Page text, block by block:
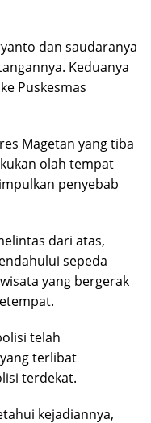
dan saudaranya
Keduanya
Puskesmas
Magetan yang tiba
olah tempat
penyebab
dari atas,
sepeda
yang bergerak
telah
terlibat
terdekat.
kejadiannya,